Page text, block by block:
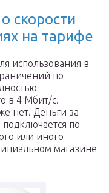
скорости
на тарифе
использования в
по
в 4 Мбит/с.
нет. Деньги за
по
или иного
магазине